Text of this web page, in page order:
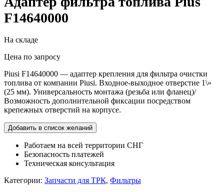
F14640000
На складе
Цена по запросу
Piusi F14640000 — адаптер крепления для фильтра очистки
топлива от компании Piusi. Входное-выходное отверстие 1\»
(25 мм). Универсальность монтажа (резьба или фланец)/
Возможность дополнительной фиксации посредством
крепежных отверстий на корпусе.
Добавить в список желаний
Работаем на всей территории СНГ
Безопасность платежей
Техническая консультация
Категории: Запчасти для ТРК, Фильтры